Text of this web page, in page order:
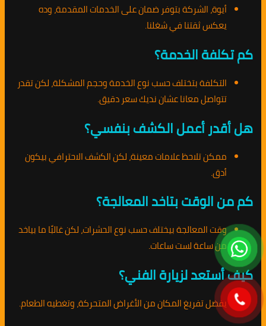
أيوة، الشركة بتوفر ضمان على الخدمات المقدمة، وده
يعكس ثقتنا في شغلنا.
كم تكلفة الخدمة؟
التكلفة بتختلف حسب نوع الخدمة وحجم المشكلة، لكن تقدر
تتواصل معانا عشان نديك سعر دقيق.
هل أقدر أعمل الكشف بنفسي؟
ممكن تلاحظ علامات معينة، لكن الكشف الاحترافي بيكون
أدق.
كم من الوقت بتاخد المعالجة؟
وقت المعالجة بيختلف حسب نوع الحشرات، لكن غالبًا ما بياخد
من ساعة لست ساعات.
كيف أستعد لزيارة الفني؟
يفضل تفريغ المكان من الأغراض المتحركة، وتغطيه الطعام.